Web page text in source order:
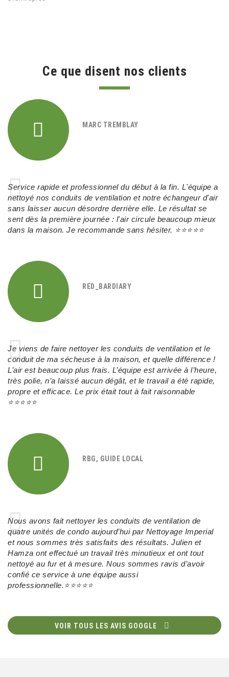
Ce que disent nos clients
MARC TREMBLAY
Service rapide et professionnel du début à la fin. L'équipe a
nettoyé nos conduits de ventilation et notre échangeur d'air
sans laisser aucun désordre derrière elle. Le résultat se
sent dès la première journée : l'air circule beaucoup mieux
dans la maison. Je recommande sans hésiter. ⭐⭐⭐⭐⭐
RED_BARDIARY
Je viens de faire nettoyer les conduits de ventilation et le
conduit de ma sécheuse à la maison, et quelle différence !
L’air est beaucoup plus frais. L’équipe est arrivée à l’heure,
très polie, n’a laissé aucun dégât, et le travail a été rapide,
propre et efficace. Le prix était tout à fait raisonnable
⭐⭐⭐⭐⭐
RBG, GUIDE LOCAL
Nous avons fait nettoyer les conduits de ventilation de
quatre unités de condo aujourd’hui par Nettoyage Imperial
et nous sommes très satisfaits des résultats. Julien et
Hamza ont effectué un travail très minutieux et ont tout
nettoyé au fur et à mesure. Nous sommes ravis d’avoir
confié ce service à une équipe aussi
professionnelle.⭐⭐⭐⭐⭐
VOIR TOUS LES AVIS GOOGLE